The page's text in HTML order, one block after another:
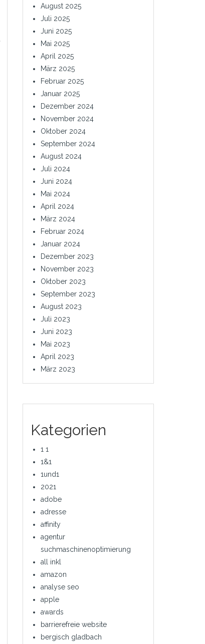
August 2025
Juli 2025
Juni 2025
Mai 2025
April 2025
März 2025
Februar 2025
Januar 2025
Dezember 2024
November 2024
Oktober 2024
September 2024
August 2024
Juli 2024
Juni 2024
Mai 2024
April 2024
März 2024
Februar 2024
Januar 2024
Dezember 2023
November 2023
Oktober 2023
September 2023
August 2023
Juli 2023
Juni 2023
Mai 2023
April 2023
März 2023
Kategorien
1 1
1&1
1und1
2021
adobe
adresse
affinity
agentur
suchmaschinenoptimierung
all inkl
amazon
analyse seo
apple
awards
barrierefreie website
bergisch gladbach